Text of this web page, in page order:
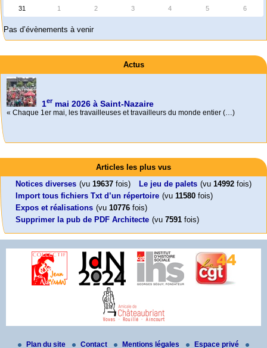
31 1 2 3 4 5 6
Pas d’évènements à venir
Actus
1 mai 2026 à Saint-Nazaire
« Chaque 1er mai, les travailleuses et travailleurs du monde entier (…)
Foutez-nous la paix !
Aujourd’hui, mercredi 18 mars 2026, le président de la République
Emmanuel (…)
Leonard Peltier libre !
Leonard Peltier, un Amérindien condamné deux fois à la prison à vie pour
un (…)
En Pays-de-la-Loire le couperet est tombé !
« La présidente Horizons de la région Pays de la Loire veut faire voter ce (…)
Mon CV... Cette perle indique une nouveauté, ou le dernier travail (…)
Articles les plus vus
Notices diverses (vu 19637 fois) Le jeu de palets (vu 14992 fois)
Import tous fichiers Txt d’un répertoire (vu 11580 fois)
Expos et réalisations (vu 10776 fois)
Supprimer la pub de PDF Architecte (vu 7591 fois)
Plan du site Contact Mentions légales Espace privé